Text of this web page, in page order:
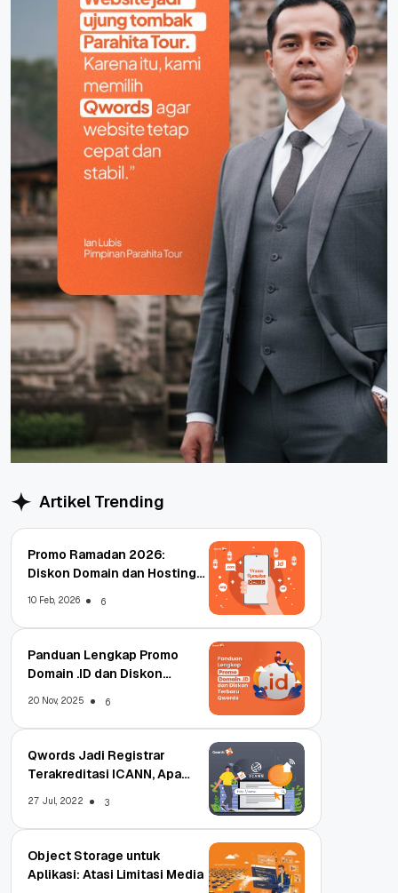
Artikel Trending
Promo Ramadan 2026:
Diskon Domain dan Hosting
10 Feb, 2026 6
Panduan Lengkap Promo
Domain .ID dan Diskon
20 Nov, 2025 6
Qwords Jadi Registrar
Terakreditasi ICANN, Apa
27 Jul, 2022 3
Object Storage untuk
Aplikasi: Atasi Limitasi Media